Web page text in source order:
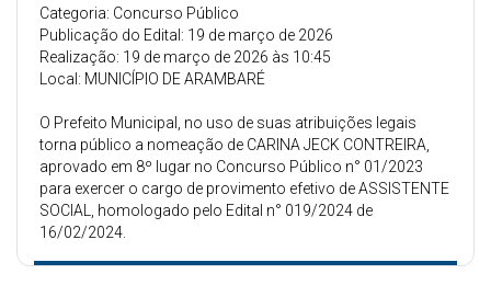
Categoria: Concurso Público
Publicação do Edital: 19 de março de 2026
Realização: 19 de março de 2026 às 10:45
Local: MUNICÍPIO DE ARAMBARÉ
O Prefeito Municipal, no uso de suas atribuições legais
torna público a nomeação de CARINA JECK CONTREIRA,
aprovado em 8º lugar no Concurso Público n° 01/2023
para exercer o cargo de provimento efetivo de ASSISTENTE
SOCIAL, homologado pelo Edital n° 019/2024 de
16/02/2024.